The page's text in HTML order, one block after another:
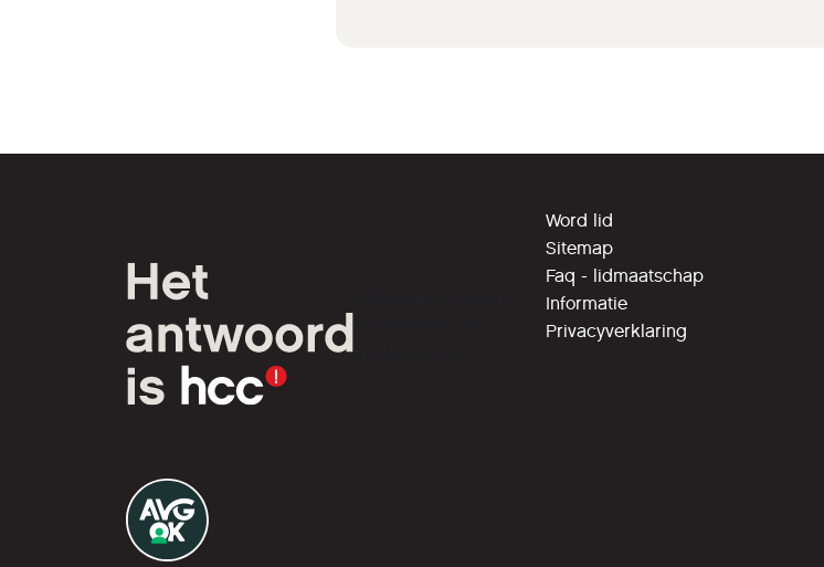
tech-liefhebbers.
Word lid
Sitemap
Faq - lidmaatschap
Informatie
Privacyverklaring